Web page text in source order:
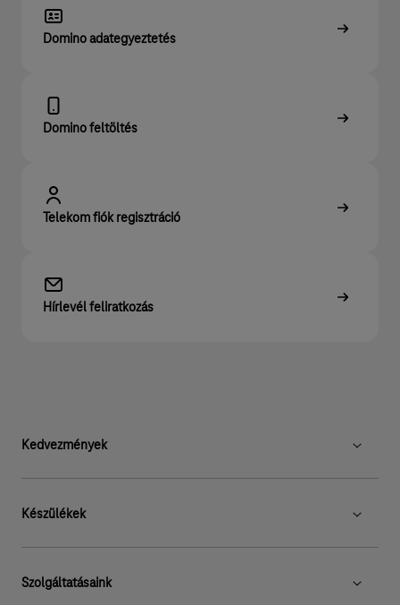
Domino adategyeztetés
Domino feltöltés
Telekom fiók regisztráció
Hírlevél feliratkozás
Kedvezmények
Készülékek
Szolgáltatásaink